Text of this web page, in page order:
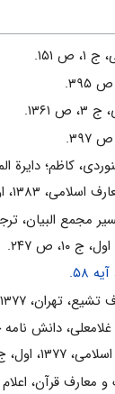
ص‌ ۱۵۱.
۱۳۶۱.
کاظم؛ دایرة
۱۳۸۳، اول، ج ۱۲، ص ۶۸۲.
مجمع البیان،
۵۸.
۱۳۷۷، اول، ج ۳، ص ۴۸۶.
دانش نامه
اول، ج ۴، ص ۴۷۱.
معارف قرآن،